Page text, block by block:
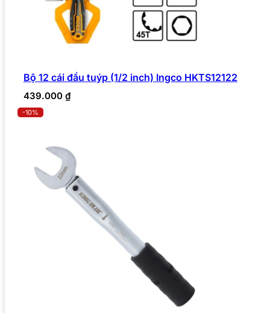
Bộ 12 cái đầu tuýp (1/2 inch) Ingco HKTS12122
439.000 ₫
-10%